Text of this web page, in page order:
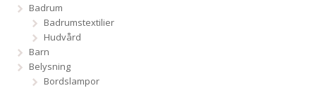
Badrum
Badrumstextilier
Hudvård
Barn
Belysning
Bordslampor